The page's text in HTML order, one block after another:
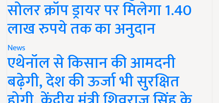
सोलर क्रॉप ड्रायर पर मिलेगा 1.40
लाख रुपये तक का अनुदान
News
एथेनॉल से किसान की आमदनी
बढ़ेगी, देश की ऊर्जा भी सुरक्षित